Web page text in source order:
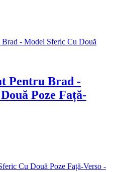
Pentru Brad -
Poze Față-